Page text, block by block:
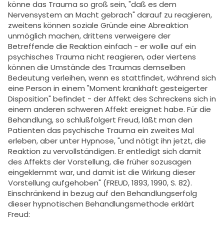
könne das Trauma so groß sein, "daß es dem
Nervensystem an Macht gebrach" darauf zu reagieren,
zweitens können soziale Gründe eine Abreaktion
unmöglich machen, drittens verweigere der
Betreffende die Reaktion einfach - er wolle auf ein
psychisches Trauma nicht reagieren, oder viertens
können die Umstände des Traumas demselben
Bedeutung verleihen, wenn es stattfindet, während sich
eine Person in einem "Moment krankhaft gesteigerter
Disposition" befindet - der Affekt des Schreckens sich in
einem anderen schweren Affekt ereignet habe. Für die
Behandlung, so schlußfolgert Freud, läßt man den
Patienten das psychische Trauma ein zweites Mal
erleben, aber unter Hypnose, "und nötigt ihn jetzt, die
Reaktion zu vervollständigen. Er entledigt sich damit
des Affekts der Vorstellung, die früher sozusagen
eingeklemmt war, und damit ist die Wirkung dieser
Vorstellung aufgehoben" (FREUD, 1893, 1990, S. 82).
Einschränkend in bezug auf den Behandlungserfolg
dieser hypnotischen Behandlungsmethode erklärt
Freud: